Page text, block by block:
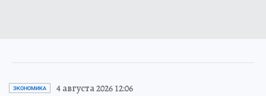
ЭКОНОМИКА 4 августа 2026 12:06